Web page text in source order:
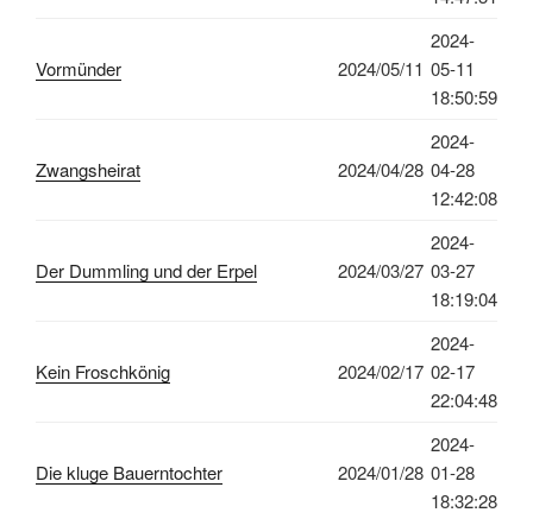
Vormünder 2024/05/11
2024-
05-11
18:50:59
Zwangsheirat 2024/04/28
2024-
04-28
12:42:08
Der Dummling und der Erpel 2024/03/27
2024-
03-27
18:19:04
Kein Froschkönig 2024/02/17
2024-
02-17
22:04:48
Die kluge Bauerntochter 2024/01/28
2024-
01-28
18:32:28